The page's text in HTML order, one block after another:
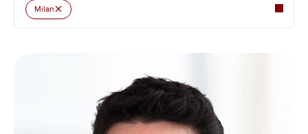
Milan×